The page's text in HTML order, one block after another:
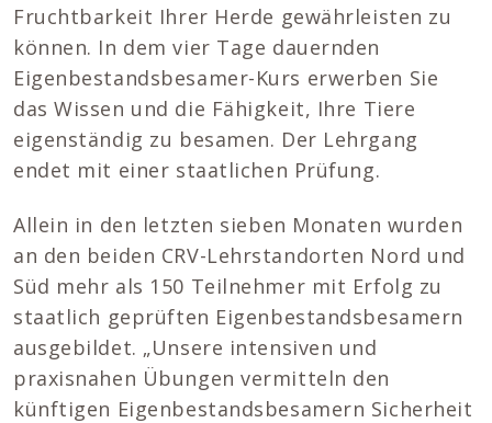
Fruchtbarkeit Ihrer Herde gewährleisten zu
können. In dem vier Tage dauernden
Eigenbestandsbesamer-Kurs erwerben Sie
das Wissen und die Fähigkeit, Ihre Tiere
eigenständig zu besamen. Der Lehrgang
endet mit einer staatlichen Prüfung.
Allein in den letzten sieben Monaten wurden
an den beiden CRV-Lehrstandorten Nord und
Süd mehr als 150 Teilnehmer mit Erfolg zu
staatlich geprüften Eigenbestandsbesamern
ausgebildet. „Unsere intensiven und
praxisnahen Übungen vermitteln den
künftigen Eigenbestandsbesamern Sicherheit